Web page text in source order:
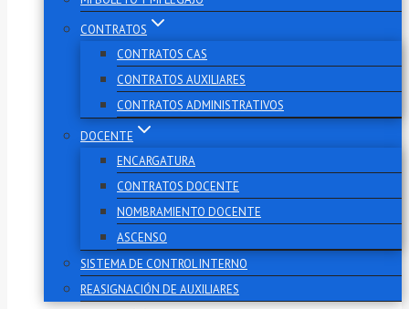
CONTRATOS
CONTRATOS CAS
CONTRATOS AUXILIARES
CONTRATOS ADMINISTRATIVOS
DOCENTE
ENCARGATURA
CONTRATOS DOCENTE
NOMBRAMIENTO DOCENTE
ASCENSO
SISTEMA DE CONTROL INTERNO
REASIGNACIÓN DE AUXILIARES